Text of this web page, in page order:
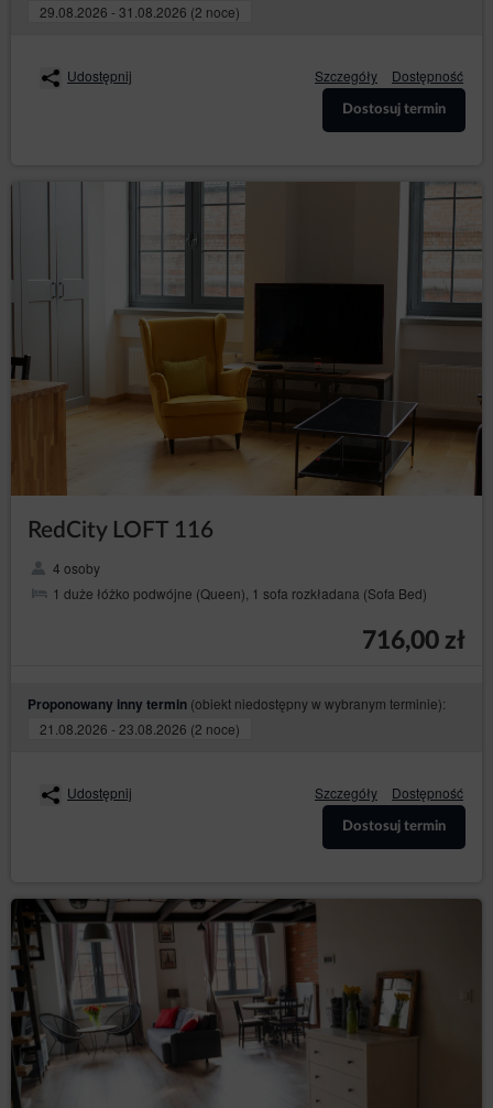
29.08.2026 - 31.08.2026 (2 noce)
Udostępnij Szczegóły Dostępność
Dostosuj termin
RedCity LOFT 116
4 osoby
1 duże łóżko podwójne (Queen), 1 sofa rozkładana (Sofa Bed)
716,00 zł
Proponowany inny termin (obiekt niedostępny w wybranym terminie):
21.08.2026 - 23.08.2026 (2 noce)
Udostępnij Szczegóły Dostępność
Dostosuj termin